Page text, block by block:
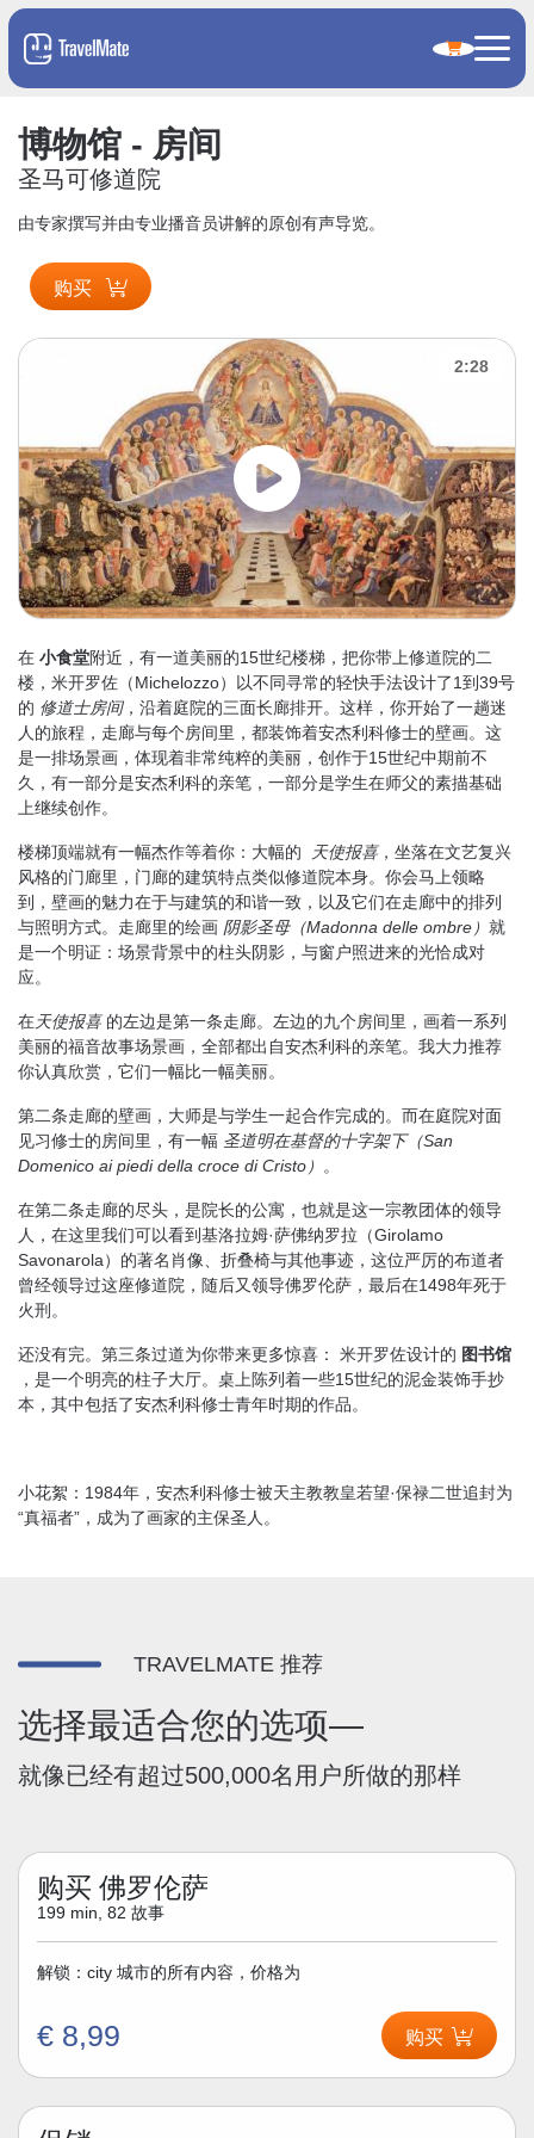
博物馆 - 房间
圣马可修道院
由专家撰写并由专业播音员讲解的原创有声导览。
购买
2:28
在 小食堂附近，有一道美丽的15世纪楼梯，把你带上修道院的二
楼，米开罗佐（Michelozzo）以不同寻常的轻快手法设计了1到39号
的 修道士房间，沿着庭院的三面长廊排开。这样，你开始了一趟迷
人的旅程，走廊与每个房间里，都装饰着安杰利科修士的壁画。这
是一排场景画，体现着非常纯粹的美丽，创作于15世纪中期前不
久，有一部分是安杰利科的亲笔，一部分是学生在师父的素描基础
上继续创作。
楼梯顶端就有一幅杰作等着你：大幅的 天使报喜，坐落在文艺复兴
风格的门廊里，门廊的建筑特点类似修道院本身。你会马上领略
到，壁画的魅力在于与建筑的和谐一致，以及它们在走廊中的排列
与照明方式。走廊里的绘画 阴影圣母（Madonna delle ombre ） 就
是一个明证：场景背景中的柱头阴影，与窗户照进来的光恰成对
应。
在天使报喜的左边是第一条走廊。左边的九个房间里，画着一系列
美丽的福音故事场景画，全部都出自安杰利科的亲笔。我大力推荐
你认真欣赏，它们一幅比一幅美丽。
第二条走廊的壁画，大师是与学生一起合作完成的。而在庭院对面
见习修士的房间里，有一幅 圣道明在基督的十字架下（San
Domenico ai piedi della croce di Cristo ） 。
在第二条走廊的尽头，是院长的公寓，也就是这一宗教团体的领导
人，在这里我们可以看到基洛拉姆·萨佛纳罗拉（Girolamo
Savonarola）的著名肖像、折叠椅与其他事迹，这位严厉的布道者
曾经领导过这座修道院，随后又领导佛罗伦萨，最后在1498年死于
火刑。
还没有完。第三条过道为你带来更多惊喜： 米开罗佐设计的 图书馆
，是一个明亮的柱子大厅。桌上陈列着一些15世纪的泥金装饰手抄
本，其中包括了安杰利科修士青年时期的作品。
小花絮：1984年，安杰利科修士被天主教教皇若望·保禄二世追封为
“真福者”，成为了画家的主保圣人。
TRAVELMATE 推荐
选择最适合您的选项—
就像已经有超过500,000名用户所做的那样
购买 佛罗伦萨
199 min, 82 故事
解锁：city 城市的所有内容，价格为
€ 8,99 购买